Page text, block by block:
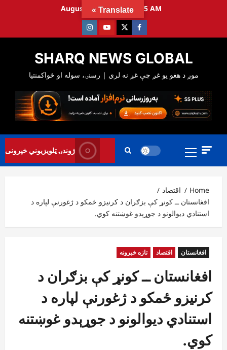
August 8, 2026 11:35:36 AM
Facebook
Twitter
Youtube
Instagram
SHARQ NEWS GLOBAL
Primary
ژوندۍ ټلویزیوني خپرونی
Home
اقتصاد
افغانستان ــ کونړ کې بزګران د کرنیزو ځمکو د ژغورنې لپاره د
استنادي دیوالونو د جوړېدو غوښتنه کوي.
افغانستان اقتصاد تازه خبرونه
افغانستان ــ کونړ کې بزګران د
کرنیزو ځمکو د ژغورنې لپاره د
استنادي دیوالونو د جوړېدو غوښتنه
کوي.
Translate »